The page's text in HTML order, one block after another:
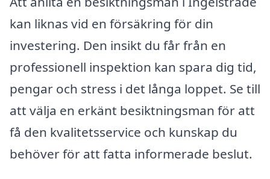
kan liknas vid en försäkring för din
investering. Den insikt du får från en
professionell inspektion kan spara dig tid,
pengar och stress i det långa loppet. Se till
att välja en erkänt besiktningsman för att
få den kvalitetsservice och kunskap du
behöver för att fatta informerade beslut.